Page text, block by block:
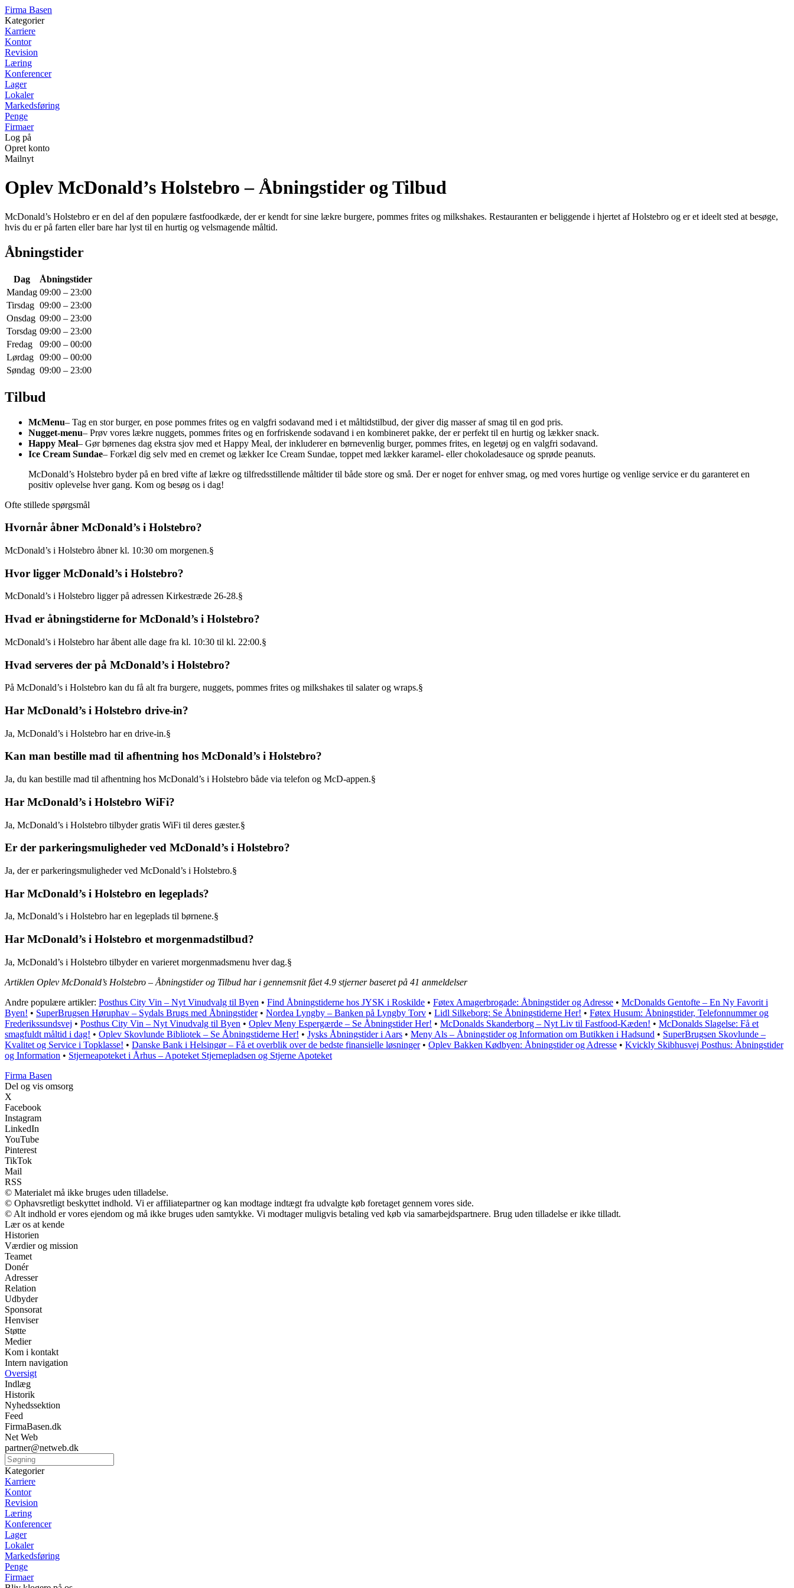
Firma Basen
Kategorier
Karriere
Kontor
Revision
Læring
Konferencer
Lager
Lokaler
Markedsføring
Penge
Firmaer
Log på
Opret konto
Mailnyt
Oplev McDonald’s Holstebro – Åbningstider og Tilbud
McDonald’s Holstebro er en del af den populære fastfoodkæde, der er kendt for sine lækre burgere, pommes frites og milkshakes. Restauranten er beliggende i hjertet af Holstebro og er et ideelt sted at besøge,
hvis du er på farten eller bare har lyst til en hurtig og velsmagende måltid.
Åbningstider
Dag
Åbningstider
Mandag 09:00 – 23:00
Tirsdag 09:00 – 23:00
Onsdag 09:00 – 23:00
Torsdag 09:00 – 23:00
Fredag
09:00 – 00:00
Lørdag 09:00 – 00:00
Søndag 09:00 – 23:00
Tilbud
McMenu– Tag en stor burger, en pose pommes frites og en valgfri sodavand med i et måltidstilbud, der giver dig masser af smag til en god pris.
Nugget-menu– Prøv vores lækre nuggets, pommes frites og en forfriskende sodavand i en kombineret pakke, der er perfekt til en hurtig og lækker snack.
Happy Meal– Gør børnenes dag ekstra sjov med et Happy Meal, der inkluderer en børnevenlig burger, pommes frites, en legetøj og en valgfri sodavand.
Ice Cream Sundae– Forkæl dig selv med en cremet og lækker Ice Cream Sundae, toppet med lækker karamel- eller chokoladesauce og sprøde peanuts.
McDonald’s Holstebro byder på en bred vifte af lækre og tilfredsstillende måltider til både store og små. Der er noget for enhver smag, og med vores hurtige og venlige service er du garanteret en
positiv oplevelse hver gang. Kom og besøg os i dag!
Ofte stillede spørgsmål
Hvornår åbner McDonald’s i Holstebro?
McDonald’s i Holstebro åbner kl. 10:30 om morgenen.§
Hvor ligger McDonald’s i Holstebro?
McDonald’s i Holstebro ligger på adressen Kirkestræde 26-28.§
Hvad er åbningstiderne for McDonald’s i Holstebro?
McDonald’s i Holstebro har åbent alle dage fra kl. 10:30 til kl. 22:00.§
Hvad serveres der på McDonald’s i Holstebro?
På McDonald’s i Holstebro kan du få alt fra burgere, nuggets, pommes frites og milkshakes til salater og wraps.§
Har McDonald’s i Holstebro drive-in?
Ja, McDonald’s i Holstebro har en drive-in.§
Kan man bestille mad til afhentning hos McDonald’s i Holstebro?
Ja, du kan bestille mad til afhentning hos McDonald’s i Holstebro både via telefon og McD-appen.§
Har McDonald’s i Holstebro WiFi?
Ja, McDonald’s i Holstebro tilbyder gratis WiFi til deres gæster.§
Er der parkeringsmuligheder ved McDonald’s i Holstebro?
Ja, der er parkeringsmuligheder ved McDonald’s i Holstebro.§
Har McDonald’s i Holstebro en legeplads?
Ja, McDonald’s i Holstebro har en legeplads til børnene.§
Har McDonald’s i Holstebro et morgenmadstilbud?
Ja, McDonald’s i Holstebro tilbyder en varieret morgenmadsmenu hver dag.§
Artiklen Oplev McDonald’s Holstebro – Åbningstider og Tilbud har i gennemsnit fået4.9 stjerner baseret på 41 anmeldelser
Andre populære artikler: Posthus City Vin – Nyt Vinudvalg til Byen • Find Åbningstiderne hos JYSK i Roskilde • Føtex Amagerbrogade: Åbningstider og Adresse • McDonalds Gentofte – En Ny Favorit i
Byen! • SuperBrugsen Høruphav – Sydals Brugs med Åbningstider• Nordea Lyngby – Banken på Lyngby Torv • Lidl Silkeborg: Se Åbningstiderne Her! • Føtex Husum: Åbningstider, Telefonnummer og
Frederikssundsvej • Posthus City Vin – Nyt Vinudvalg til Byen • Oplev Meny Espergærde – Se Åbningstider Her! • McDonalds Skanderborg – Nyt Liv til Fastfood-Kæden! • McDonalds Slagelse: Få et
smagfuldt måltid i dag! • Oplev Skovlunde Bibliotek – Se Åbningstiderne Her! • Jysks Åbningstider i Aars • Meny Als – Åbningstider og Information om Butikken i Hadsund • SuperBrugsen Skovlunde –
Kvalitet og Service i Topklasse! • Danske Bank i Helsingør – Få et overblik over de bedste finansielle løsninger• Oplev Bakken Kødbyen: Åbningstider og Adresse • Kvickly Skibhusvej Posthus: Åbningstider
og Information • Stjerneapoteket i Århus – Apoteket Stjernepladsen og Stjerne Apoteket
Firma Basen
Del og vis omsorg
X
Facebook
Instagram
LinkedIn
YouTube
Pinterest
TikTok
Mail
RSS
© Materialet må ikke bruges uden tilladelse.
© Ophavsretligt beskyttet indhold. Vi er affiliatepartner og kan modtage indtægt fra udvalgte køb foretaget gennem vores side.
© Alt indhold er vores ejendom og må ikke bruges uden samtykke. Vi modtager muligvis betaling ved køb via samarbejdspartnere. Brug uden tilladelse er ikke tilladt.
Lær os at kende
Historien
Værdier og mission
Teamet
Donér
Adresser
Relation
Udbyder
Sponsorat
Henviser
Støtte
Medier
Kom i kontakt
Intern navigation
Oversigt
Indlæg
Historik
Nyhedssektion
Feed
FirmaBasen.dk
Net Web
partner@netweb.dk
Kategorier
Karriere
Kontor
Revision
Læring
Konferencer
Lager
Lokaler
Markedsføring
Penge
Firmaer